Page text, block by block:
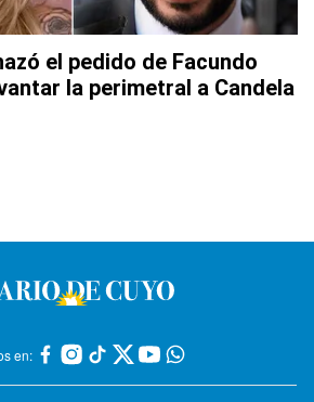
el pedido de Facundo
la perimetral a Candela
en: